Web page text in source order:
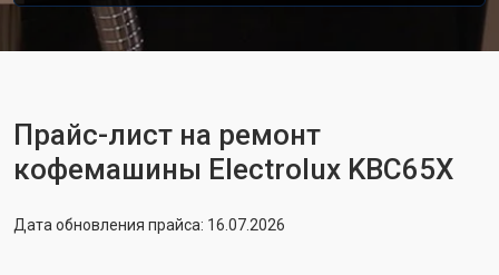
Прайс-лист на ремонт
кофемашины Electrolux KBC65X
Дата обновления прайса: 16.07.2026